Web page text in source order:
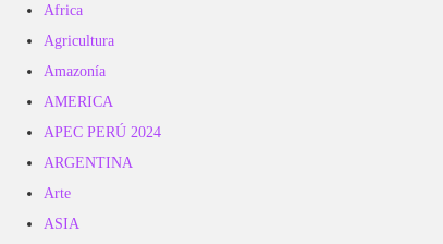
Africa
Agricultura
Amazonía
AMERICA
APEC PERÚ 2024
ARGENTINA
Arte
ASIA